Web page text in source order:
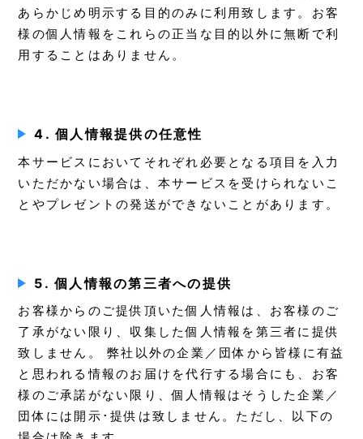
あらかじめ明示する目的のみに利用致します。お客
様の個人情報をこれらの正当な目的以外に無断で利
用することはありません。
4. 個人情報提供の任意性
本サービスにおいてそれぞれ必要となる項目を入力
いただかない場合は、本サービスを受けられないこ
とやプレゼントの発送ができないことがあります。
5. 個人情報の第三者への提供
お客様からのご提供頂いた個人情報は、お客様のご
了承がない限り、収集した個人情報を第三者に提供
致しません。 弊社以外の企業／団体から皆様に有益
と思われる情報のお届けを代行する場合にも、お客
様のご承諾がない限り、個人情報はそうした企業／
団体には開示･提供は致しません。ただし、以下の